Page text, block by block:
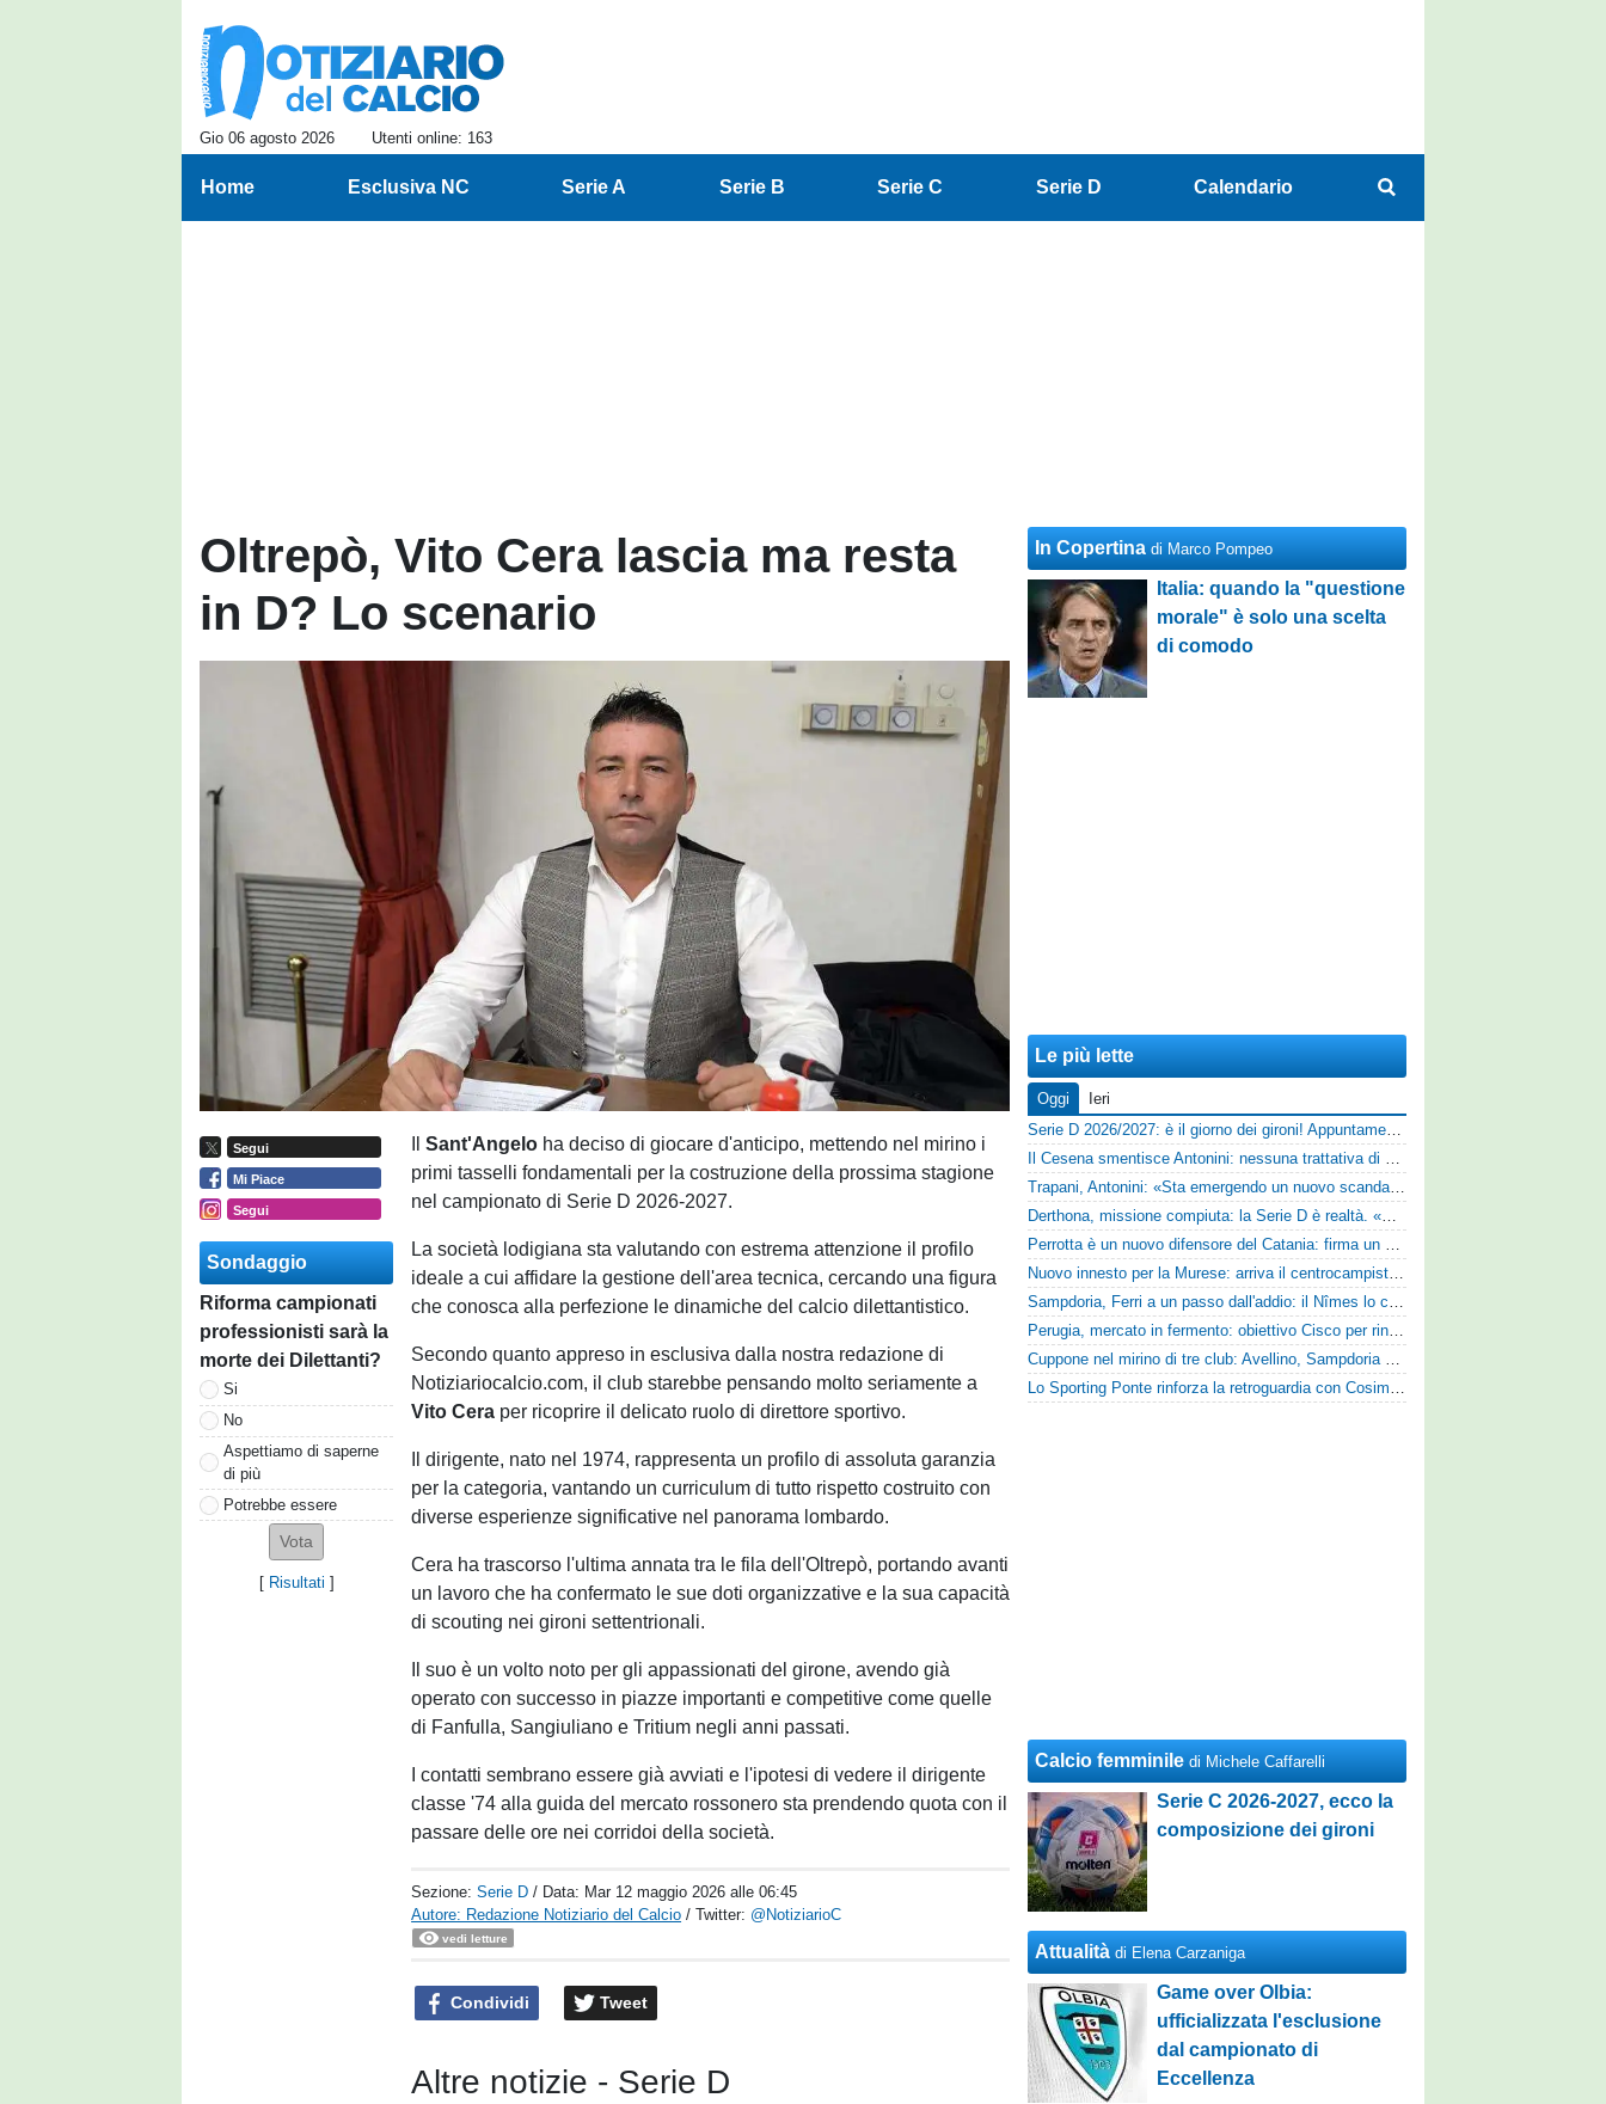
Gio 06 agosto 2026 Utenti online: 163
Home Esclusiva NC Serie A Serie B Serie C Serie D Calendario
Oltrepò, Vito Cera lascia ma resta
in D? Lo scenario
Segui
Mi Piace
Segui
Sondaggio
Riforma campionati
professionisti sarà la
morte dei Dilettanti?
Si
No
Aspettiamo di saperne
di più
Potrebbe essere
[ Risultati ]
Sant'Angelo ha deciso di giocare d'anticipo, mettendo nel mirino i
primi tasselli fondamentali per la costruzione della prossima stagione
nel campionato di Serie D 2026-2027.
La società lodigiana sta valutando con estrema attenzione il profilo
ideale a cui affidare la gestione dell'area tecnica, cercando una figura
che conosca alla perfezione le dinamiche del calcio dilettantistico.
Secondo quanto appreso in esclusiva dalla nostra redazione di
Notiziariocalcio.com, il club starebbe pensando molto seriamente a
Vito Cera per ricoprire il delicato ruolo di direttore sportivo.
Il dirigente, nato nel 1974, rappresenta un profilo di assoluta garanzia
per la categoria, vantando un curriculum di tutto rispetto costruito con
diverse esperienze significative nel panorama lombardo.
Cera ha trascorso l'ultima annata tra le fila dell'Oltrepò, portando avanti
un lavoro che ha confermato le sue doti organizzative e la sua capacità
di scouting nei gironi settentrionali.
Il suo è un volto noto per gli appassionati del girone, avendo già
operato con successo in piazze importanti e competitive come quelle
di Fanfulla, Sangiuliano e Tritium negli anni passati.
I contatti sembrano essere già avviati e l'ipotesi di vedere il dirigente
classe '74 alla guida del mercato rossonero sta prendendo quota con il
passare delle ore nei corridoi della società.
Sezione:Serie D / Data: Mar 12 maggio 2026 alle 06:45
Autore: Redazione Notiziario del Calcio / Twitter: @NotiziarioC
vedi letture
Condividi Tweet
Altre notizie - Serie D
In Copertina di Marco Pompeo
Italia: quando la "questione
morale" è solo una scelta
di comodo
Le più lette
Oggi
Ieri
Serie D 2026/2027: è il giorno dei gironi! Appuntamento fissato
Il Cesena smentisce Antonini: nessuna trattativa di cessione
Trapani, Antonini: «Sta emergendo un nuovo scandalo»
Derthona, missione compiuta: la Serie D è realtà. «Siamo una società seria»
Perrotta è un nuovo difensore del Catania: firma un contratto annuale
Nuovo innesto per la Murese: arriva il centrocampista Tomas Acosta
Sampdoria, Ferri a un passo dall'addio: il Nîmes lo cerca
Perugia, mercato in fermento: obiettivo Cisco per rinforzare la fascia
Cuppone nel mirino di tre club: Avellino, Sampdoria e Vicenza sull'attaccante dell'Entella
Lo Sporting Ponte rinforza la retroguardia con Cosimo Michele Rotondi
Calcio femminile di Michele Caffarelli
Serie C 2026-2027, ecco la
composizione dei gironi
Attualità di Elena Carzaniga
Game over Olbia:
ufficializzata l'esclusione
dal campionato di
Eccellenza